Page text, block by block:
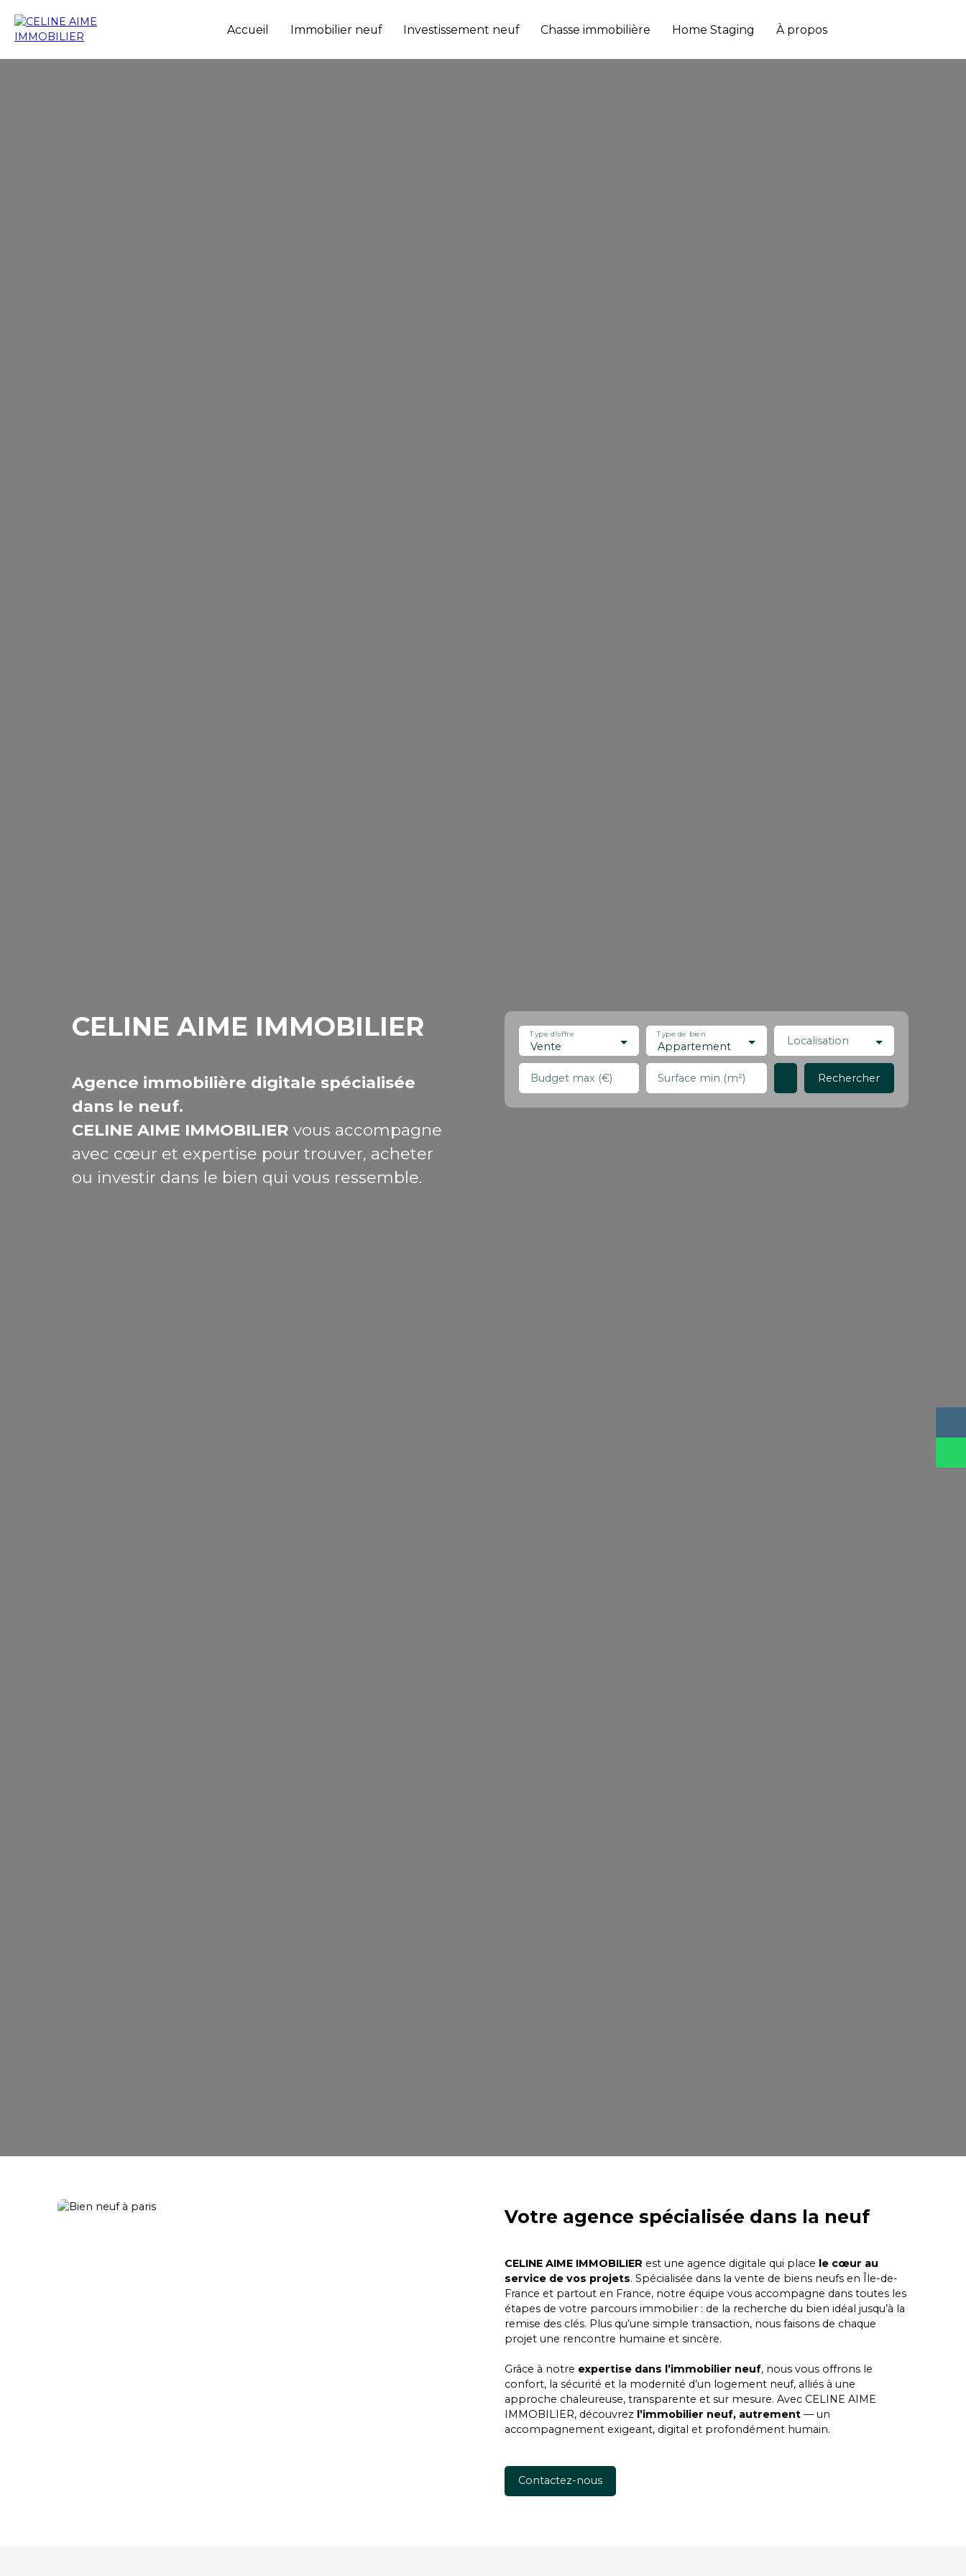
Accueil Immobilier neuf Investissement neuf Chasse immobilière Home Staging À propos
CELINE AIME IMMOBILIER
Agence immobilière digitale spécialisée
dans le neuf.
CELINE AIME IMMOBILIER vous accompagne
avec cœur et expertise pour trouver, acheter
ou investir dans le bien qui vous ressemble.
Vente
Type d'offre
Appartement
Type de bien Localisation
Budget max (€) Surface min (m²) Rechercher
Votre agence spécialisée dans la neuf
CELINE AIME IMMOBILIER est une agence digitale qui place le cœur au
service de vos projets. Spécialisée dans la vente de biens neufs en Île-de-
France et partout en France, notre équipe vous accompagne dans toutes les
étapes de votre parcours immobilier : de la recherche du bien idéal jusqu’à la
remise des clés. Plus qu’une simple transaction, nous faisons de chaque
projet une rencontre humaine et sincère.
Grâce à notre expertise dans l’immobilier neuf, nous vous offrons le
confort, la sécurité et la modernité d’un logement neuf, alliés à une
approche chaleureuse, transparente et sur mesure. Avec CELINE AIME
IMMOBILIER, découvrez l’immobilier neuf, autrement — un
accompagnement exigeant, digital et profondément humain.
Contactez-nous